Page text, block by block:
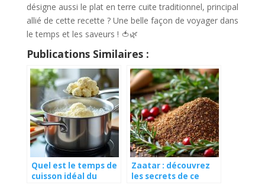
désigne aussi le plat en terre cuite traditionnel, principal
allié de cette recette ? Une belle façon de voyager dans
le temps et les saveurs ! 🍅🌿
Publications Similaires :
Quel est le temps de
cuisson idéal du
Zaatar : découvrez
les secrets de ce